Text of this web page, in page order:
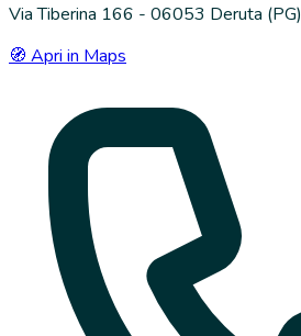
Via Tiberina 166 - 06053 Deruta (PG)
🧭 Apri in Maps